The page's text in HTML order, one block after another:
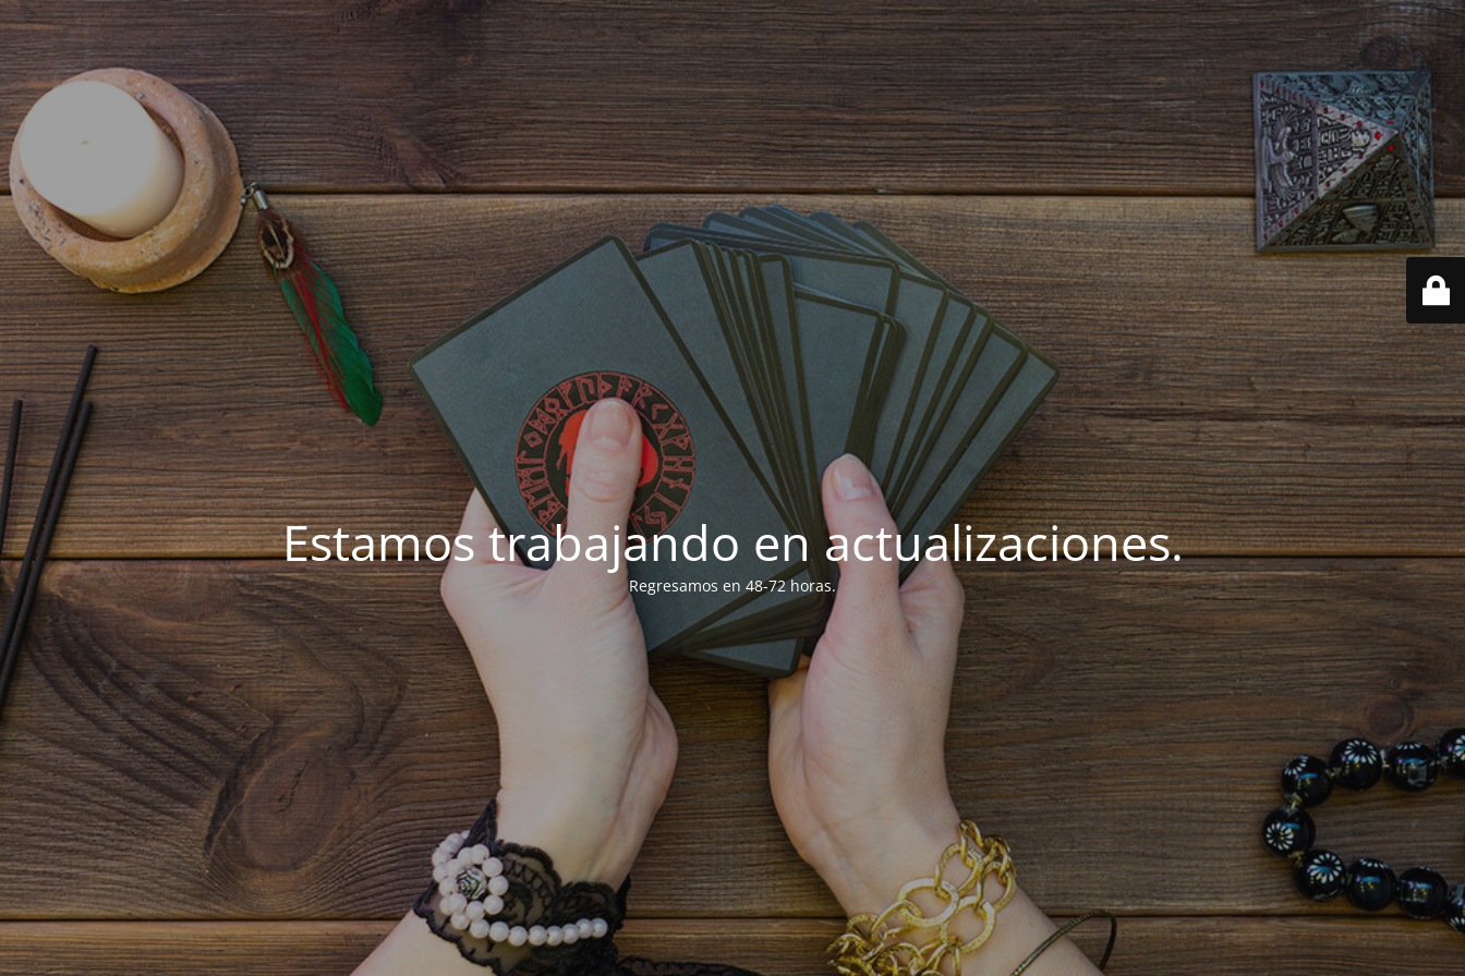
Estamos trabajando en actualizaciones.
Regresamos en 48-72 horas.